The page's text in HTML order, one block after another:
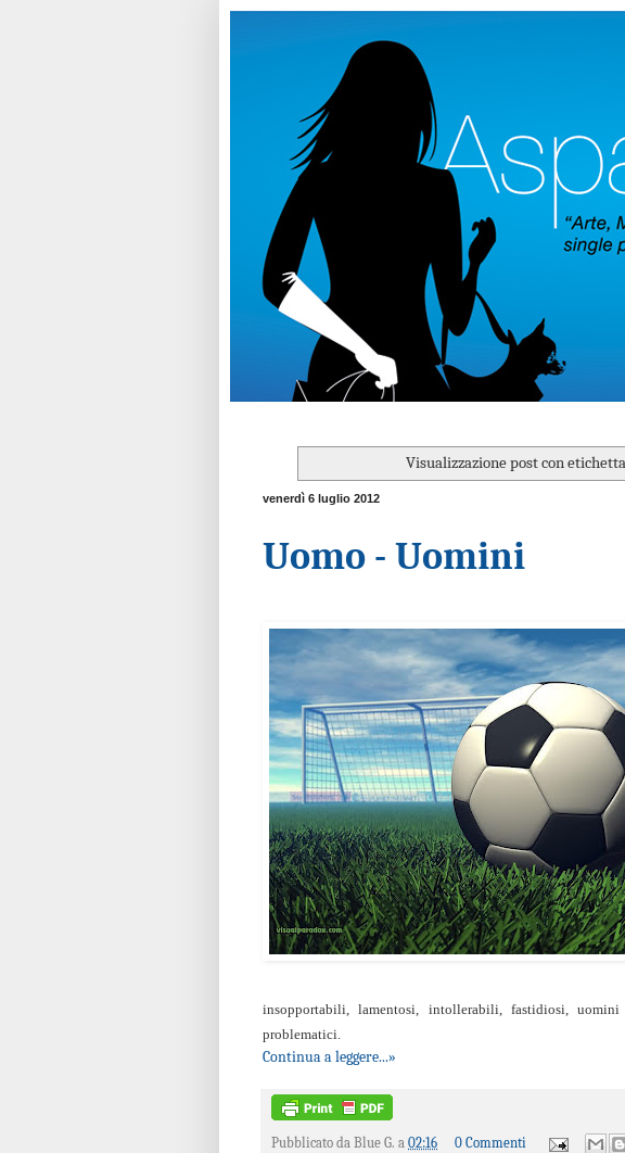
Visualizzazione post con
venerdì 6 luglio 2012
Uomo - Uomini
insopportabili, lamentosi, intollerabili, fastidiosi,
problematici.
Continua a leggere...»
Pubblicato da Blue G. a 02:16
0 Commenti